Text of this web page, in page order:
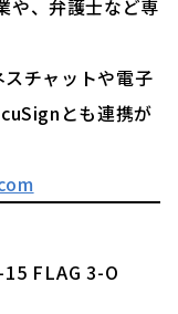
や、弁護士など専
チャットや電子
とも連携が
15 FLAG 3-O